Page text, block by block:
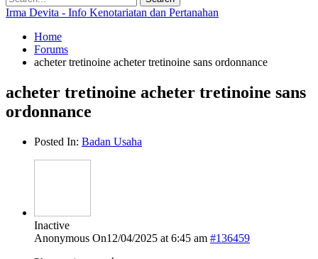
Irma Devita - Info Kenotariatan dan Pertanahan
Home
Forums
acheter tretinoine acheter tretinoine sans ordonnance
acheter tretinoine acheter tretinoine sans
ordonnance
Posted In: Badan Usaha
Inactive
Anonymous On12/04/2025 at 6:45 am #136459